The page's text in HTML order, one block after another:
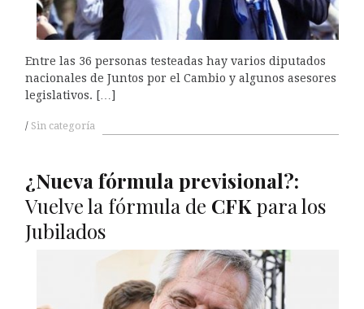
Entre las 36 personas testeadas hay varios diputados
nacionales de Juntos por el Cambio y algunos asesores
legislativos. […]
Sin categoría
¿Nueva fórmula previsional?:
Vuelve la fórmula de CFK para los
Jubilados